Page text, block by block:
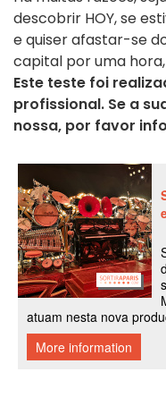
descobrir HOY, se
e quiser afastar-se
capital por uma
Este teste foi
profissional. Se a
nossa, por favor